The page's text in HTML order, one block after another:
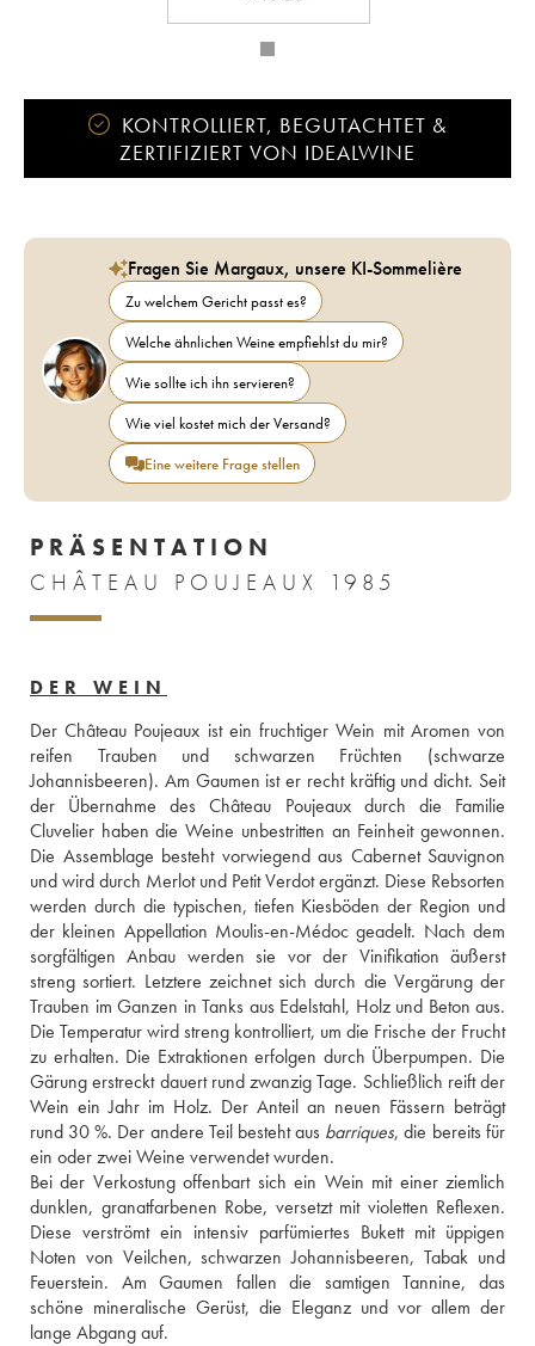
KONTROLLIERT, BEGUTACHTET &
ZERTIFIZIERT VON IDEALWINE
Fragen Sie Margaux, unsere KI-Sommelière
Zu welchem Gericht passt es?
Welche ähnlichen Weine empfiehlst du mir?
Wie sollte ich ihn servieren?
Wie viel kostet mich der Versand?
Eine weitere Frage stellen
PRÄSENTATION
CHÂTEAU POUJEAUX 1985
DER WEIN
Der Château Poujeaux ist ein fruchtiger Wein mit Aromen von
reifen Trauben und schwarzen Früchten (schwarze
Johannisbeeren). Am Gaumen ist er recht kräftig und dicht. Seit
der Übernahme des Château Poujeaux durch die Familie
Cluvelier haben die Weine unbestritten an Feinheit gewonnen.
Die Assemblage besteht vorwiegend aus Cabernet Sauvignon
und wird durch Merlot und Petit Verdot ergänzt. Diese Rebsorten
werden durch die typischen, tiefen Kiesböden der Region und
der kleinen Appellation Moulis-en-Médoc geadelt. Nach dem
sorgfältigen Anbau werden sie vor der Vinifikation äußerst
streng sortiert. Letztere zeichnet sich durch die Vergärung der
Trauben im Ganzen in Tanks aus Edelstahl, Holz und Beton aus.
Die Temperatur wird streng kontrolliert, um die Frische der Frucht
zu erhalten. Die Extraktionen erfolgen durch Überpumpen. Die
Gärung erstreckt dauert rund zwanzig Tage. Schließlich reift der
Wein ein Jahr im Holz. Der Anteil an neuen Fässern beträgt
rund 30 %. Der andere Teil besteht aus barriques, die bereits für
ein oder zwei Weine verwendet wurden.
Bei der Verkostung offenbart sich ein Wein mit einer ziemlich
dunklen, granatfarbenen Robe, versetzt mit violetten Reflexen.
Diese verströmt ein intensiv parfümiertes Bukett mit üppigen
Noten von Veilchen, schwarzen Johannisbeeren, Tabak und
Feuerstein. Am Gaumen fallen die samtigen Tannine, das
schöne mineralische Gerüst, die Eleganz und vor allem der
lange Abgang auf.